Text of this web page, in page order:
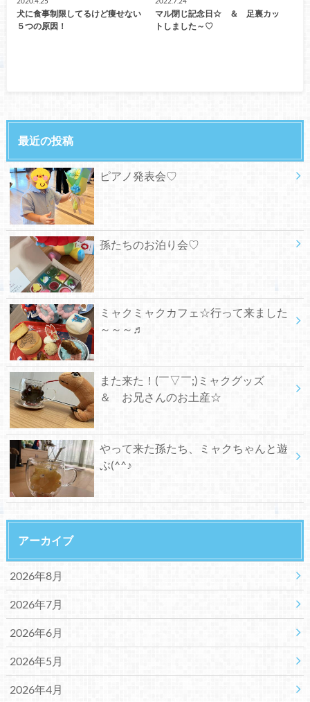
犬に食事制限してるけど痩せない
５つの原因！
マル閉じ記念日☆ ＆ 足裏カッ
トしました～♡
最近の投稿
ピアノ発表会♡
孫たちのお泊り会♡
ミャクミャクカフェ☆行って来ました
～～～♬
また来た！(￣▽￣;)ミャクグッズ
＆ お兄さんのお土産☆
やって来た孫たち、ミャクちゃんと遊
ぶ(^^♪
アーカイブ
2026年8月
2026年7月
2026年6月
2026年5月
2026年4月